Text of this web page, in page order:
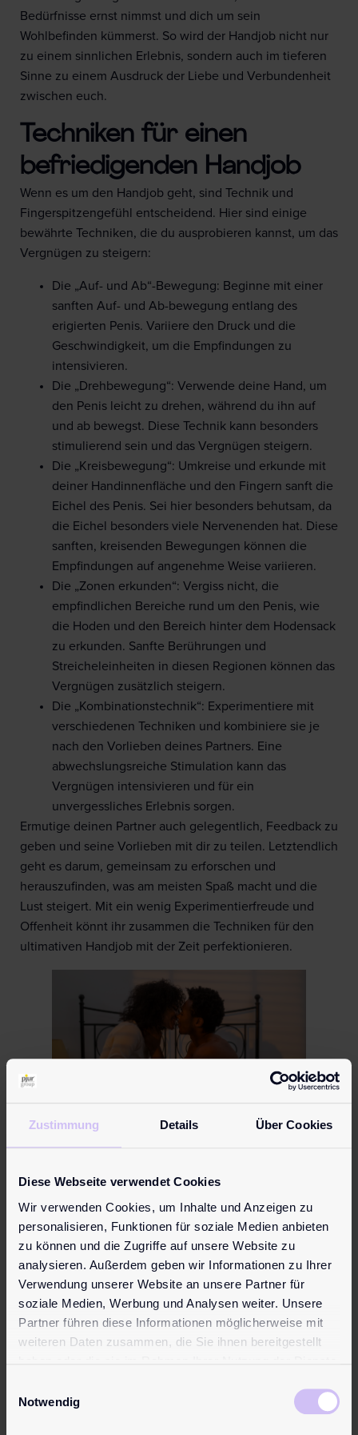
Zustimmung Details Über Cookies
Diese Webseite verwendet Cookies
Wir verwenden Cookies, um Inhalte und Anzeigen zu
personalisieren, Funktionen für soziale Medien anbieten
zu können und die Zugriffe auf unsere Website zu
analysieren. Außerdem geben wir Informationen zu Ihrer
Verwendung unserer Website an unsere Partner für
soziale Medien, Werbung und Analysen weiter. Unsere
Partner führen diese Informationen möglicherweise mit
weiteren Daten zusammen, die Sie ihnen bereitgestellt
Notwendig
Bedürfnisse ernst nimmst und dich um sein
Wohlbefinden kümmerst. So wird der Handjob nicht nur
zu einem sinnlichen Erlebnis, sondern auch im tieferen
Sinne zu einem Ausdruck der Liebe und Verbundenheit
zwischen euch.
Techniken für einen
befriedigenden Handjob
Wenn es um den Handjob geht, sind Technik und
Fingerspitzengefühl entscheidend. Hier sind einige
bewährte Techniken, die du ausprobieren kannst, um das
Vergnügen zu steigern:
Die „Auf- und Ab“-Bewegung: Beginne mit einer
sanften Auf- und Ab-bewegung entlang des
erigierten Penis. Variiere den Druck und die
Geschwindigkeit, um die Empfindungen zu
intensivieren.
Die „Drehbewegung“: Verwende deine Hand, um
den Penis leicht zu drehen, während du ihn auf
und ab bewegst. Diese Technik kann besonders
stimulierend sein und das Vergnügen steigern.
Die „Kreisbewegung“: Umkreise und erkunde mit
deiner Handinnenfläche und den Fingern sanft die
Eichel des Penis. Sei hier besonders behutsam, da
die Eichel besonders viele Nervenenden hat. Diese
sanften, kreisenden Bewegungen können die
Empfindungen auf angenehme Weise variieren.
Die „Zonen erkunden“: Vergiss nicht, die
empfindlichen Bereiche rund um den Penis, wie
die Hoden und den Bereich hinter dem Hodensack
zu erkunden. Sanfte Berührungen und
Streicheleinheiten in diesen Regionen können das
Vergnügen zusätzlich steigern.
Die „Kombinationstechnik“: Experimentiere mit
verschiedenen Techniken und kombiniere sie je
nach den Vorlieben deines Partners. Eine
abwechslungsreiche Stimulation kann das
Vergnügen intensivieren und für ein
unvergessliches Erlebnis sorgen.
Ermutige deinen Partner auch gelegentlich, Feedback zu
geben und seine Vorlieben mit dir zu teilen. Letztendlich
geht es darum, gemeinsam zu erforschen und
herauszufinden, was am meisten Spaß macht und die
Lust steigert. Mit ein wenig Experimentierfreude und
Offenheit könnt ihr zusammen die Techniken für den
ultimativen Handjob mit der Zeit perfektionieren.
Wenn die Verbundenheit stimmt, wird der
Vorteile: Wie der Handjob
die Verbundenheit in der
Beziehung stärken kann
In einer Beziehung geht es um weit mehr als nur
physische Lust. Es geht um emotionale Verbundenheit
und Intimität auf einer tieferen Ebene.Intime Momente